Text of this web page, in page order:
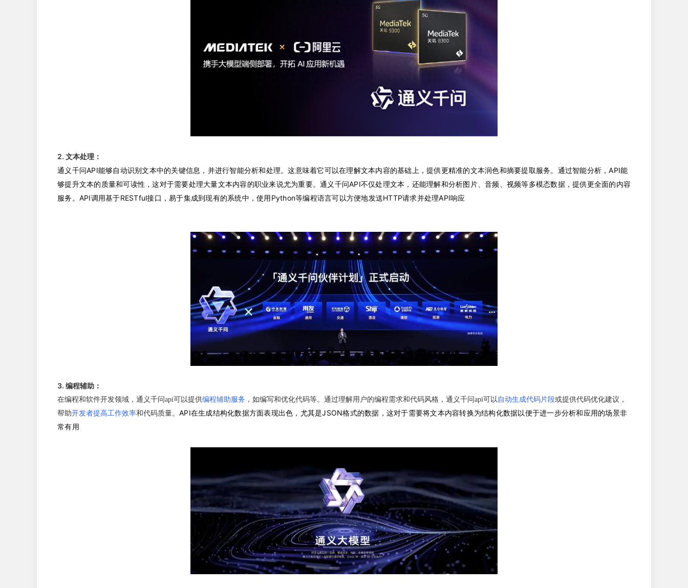
2. 文本处理：
通义千问API能够自动识别文本中的关键信息，并进行智能分析和处理。这意味着它可以在理解文本内容的基础上，提供更精准的文本润色和摘要提取服务。通过智能分析，API能
够提升文本的质量和可读性，这对于需要处理大量文本内容的职业来说尤为重要。通义千问API不仅处理文本，还能理解和分析图片、音频、视频等多模态数据，提供更全面的内容
服务。API调用基于RESTful接口，易于集成到现有的系统中，使用Python等编程语言可以方便地发送HTTP请求并处理API响应
3. 编程辅助：
在编程和软件开发领域，通义千问api可以提供编程辅助服务 ，如编写和优化代码等。通过理解用户的编程需求和代码风格，通义千问api可以 自动生成代码片段或提供代码优化建议，
帮助开发者提高工作效率和代码质量。 API在生成结构化数据方面表现出色，尤其是JSON格式的数据，这对于需要将文本内容转换为结构化数据以便于进一步分析和应用的场景非
常有用